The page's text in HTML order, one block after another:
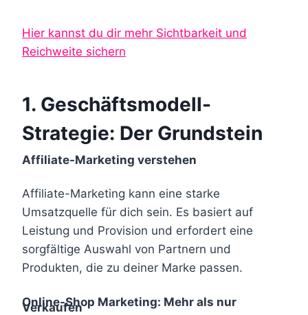
Hier kannst du dir mehr Sichtbarkeit und
Reichweite sichern
1. Geschäftsmodell-
Strategie: Der Grundstein
Affiliate-Marketing verstehen
Affiliate-Marketing kann eine starke
Umsatzquelle für dich sein. Es basiert auf
Leistung und Provision und erfordert eine
sorgfältige Auswahl von Partnern und
Produkten, die zu deiner Marke passen.
Online-Shop Marketing: Mehr als nur
Verkaufen